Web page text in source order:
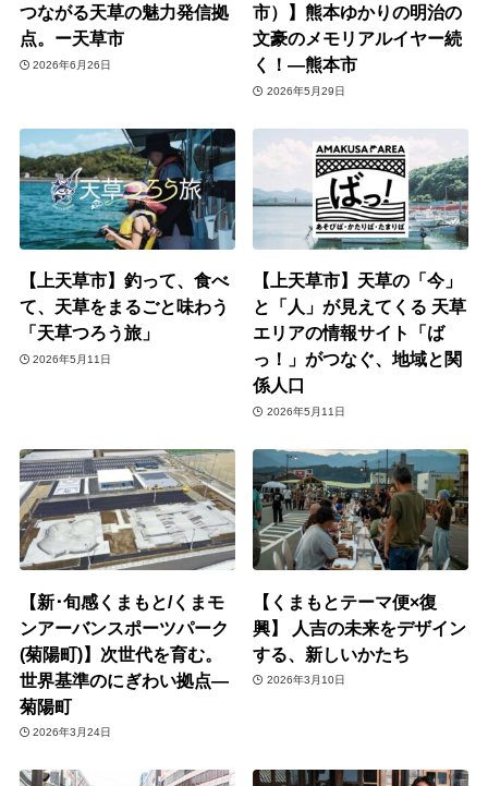
つながる天草の魅力発信拠
点。ー天草市
2026年6月26日
市）】熊本ゆかりの明治の
文豪のメモリアルイヤー続
く！―熊本市
2026年5月29日
【上天草市】釣って、食べ
て、天草をまるごと味わう
「天草つろう旅」
2026年5月11日
【上天草市】天草の「今」
と「人」が見えてくる 天草
エリアの情報サイト「ば
っ！」がつなぐ、地域と関
係人口
2026年5月11日
【新･旬感くまもと/くまモ
ンアーバンスポーツパーク
(菊陽町)】次世代を育む。
世界基準のにぎわい拠点―
菊陽町
2026年3月24日
【くまもとテーマ便×復
興】 人吉の未来をデザイン
する、新しいかたち
2026年3月10日